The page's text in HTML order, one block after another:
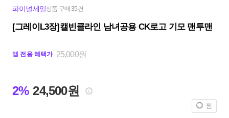
파이널세일상품 구매 35건
[그레이L3장]캘빈클라인 남녀공용 CK로고 기모 맨투맨
앱 전용 혜택가 25,000원
2% 24,500원
찜